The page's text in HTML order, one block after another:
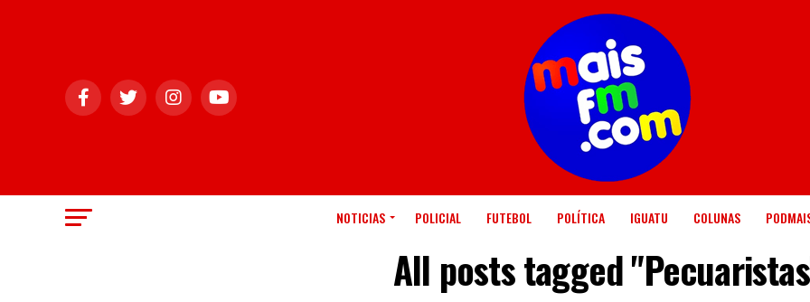
NOTICIAS POLICIAL FUTEBOL POLÍTICA IGUATU COLUNAS
All posts tagged